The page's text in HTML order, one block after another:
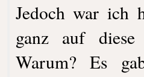
Jedoch war ich
ganz auf diese
Warum? Es